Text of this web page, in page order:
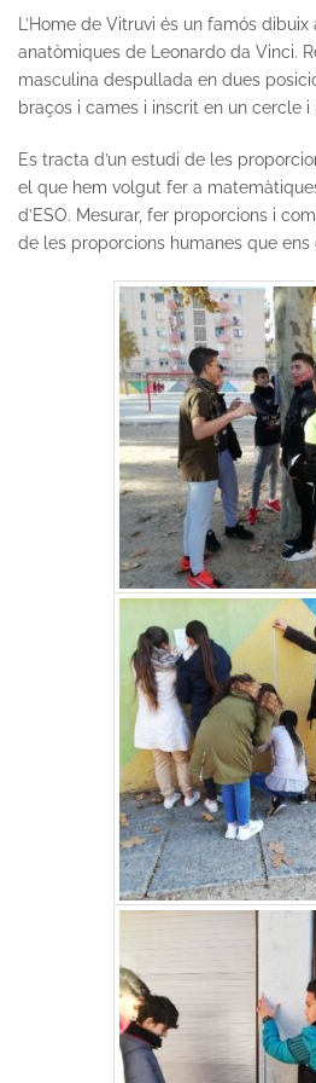
L’Home de Vitruvi és un famós
anatòmiques de Leonardo da Vinci.
masculina despullada en dues
braços i cames i inscrit en un cercle i
Es tracta d’un estudi de les
el que hem volgut fer a
d’ESO. Mesurar, fer proporcions i
de les proporcions humanes que ens